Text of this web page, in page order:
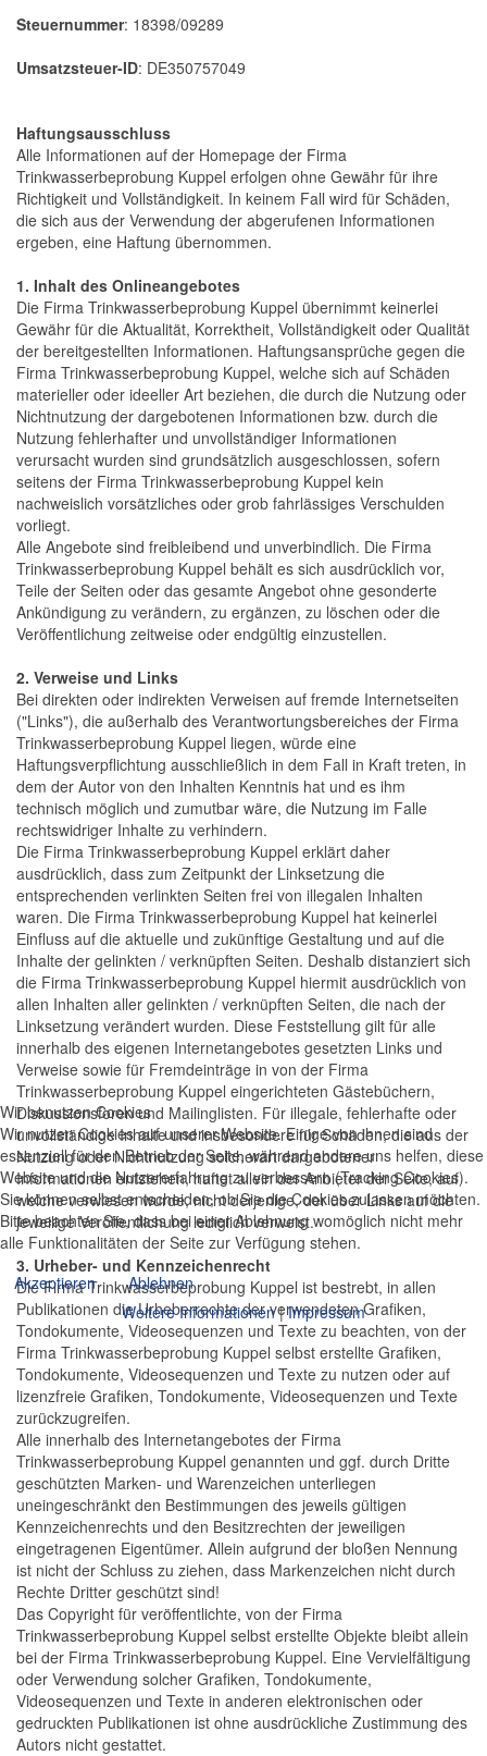
Steuernummer: 18398/09289
Umsatzsteuer-ID: DE350757049
Haftungsausschluss
Alle Informationen auf der Homepage der Firma
Trinkwasserbeprobung Kuppel erfolgen ohne Gewähr für ihre
Richtigkeit und Vollständigkeit. In keinem Fall wird für Schäden,
die sich aus der Verwendung der abgerufenen Informationen
ergeben, eine Haftung übernommen.
1. Inhalt des Onlineangebotes
Die Firma Trinkwasserbeprobung Kuppel übernimmt keinerlei
Gewähr für die Aktualität, Korrektheit, Vollständigkeit oder Qualität
der bereitgestellten Informationen. Haftungsansprüche gegen die
Firma Trinkwasserbeprobung Kuppel, welche sich auf Schäden
materieller oder ideeller Art beziehen, die durch die Nutzung oder
Nichtnutzung der dargebotenen Informationen bzw. durch die
Nutzung fehlerhafter und unvollständiger Informationen
verursacht wurden sind grundsätzlich ausgeschlossen, sofern
seitens der Firma Trinkwasserbeprobung Kuppel kein
nachweislich vorsätzliches oder grob fahrlässiges Verschulden
vorliegt.
Alle Angebote sind freibleibend und unverbindlich. Die Firma
Trinkwasserbeprobung Kuppel behält es sich ausdrücklich vor,
Teile der Seiten oder das gesamte Angebot ohne gesonderte
Ankündigung zu verändern, zu ergänzen, zu löschen oder die
Veröffentlichung zeitweise oder endgültig einzustellen.
2. Verweise und Links
Bei direkten oder indirekten Verweisen auf fremde Internetseiten
("Links"), die außerhalb des Verantwortungsbereiches der Firma
Trinkwasserbeprobung Kuppel liegen, würde eine
Haftungsverpflichtung ausschließlich in dem Fall in Kraft treten, in
dem der Autor von den Inhalten Kenntnis hat und es ihm
technisch möglich und zumutbar wäre, die Nutzung im Falle
rechtswidriger Inhalte zu verhindern.
Die Firma Trinkwasserbeprobung Kuppel erklärt daher
ausdrücklich, dass zum Zeitpunkt der Linksetzung die
entsprechenden verlinkten Seiten frei von illegalen Inhalten
waren. Die Firma Trinkwasserbeprobung Kuppel hat keinerlei
Einfluss auf die aktuelle und zukünftige Gestaltung und auf die
Inhalte der gelinkten / verknüpften Seiten. Deshalb distanziert sich
die Firma Trinkwasserbeprobung Kuppel hiermit ausdrücklich von
allen Inhalten aller gelinkten / verknüpften Seiten, die nach der
Linksetzung verändert wurden. Diese Feststellung gilt für alle
innerhalb des eigenen Internetangebotes gesetzten Links und
Verweise sowie für Fremdeinträge in von der Firma
Trinkwasserbeprobung Kuppel eingerichteten Gästebüchern,
Diskussionsforen und Mailinglisten. Für illegale, fehlerhafte oder
unvollständige Inhalte und insbesondere für Schäden, die aus der
Nutzung oder Nichtnutzung solcherart dargebotener
Informationen entstehen, haftet allein der Anbieter der Seite, auf
welche verwiesen wurde, nicht derjenige, der über Links auf die
jeweilige Veröffentlichung lediglich verweist.
3. Urheber- und Kennzeichenrecht
Die Firma Trinkwasserbeprobung Kuppel ist bestrebt, in allen
Publikationen die Urheberrechte der verwendeten Grafiken,
Tondokumente, Videosequenzen und Texte zu beachten, von der
Firma Trinkwasserbeprobung Kuppel selbst erstellte Grafiken,
Tondokumente, Videosequenzen und Texte zu nutzen oder auf
lizenzfreie Grafiken, Tondokumente, Videosequenzen und Texte
zurückzugreifen.
Alle innerhalb des Internetangebotes der Firma
Trinkwasserbeprobung Kuppel genannten und ggf. durch Dritte
geschützten Marken- und Warenzeichen unterliegen
uneingeschränkt den Bestimmungen des jeweils gültigen
Kennzeichenrechts und den Besitzrechten der jeweiligen
eingetragenen Eigentümer. Allein aufgrund der bloßen Nennung
ist nicht der Schluss zu ziehen, dass Markenzeichen nicht durch
Rechte Dritter geschützt sind!
Das Copyright für veröffentlichte, von der Firma
Trinkwasserbeprobung Kuppel selbst erstellte Objekte bleibt allein
bei der Firma Trinkwasserbeprobung Kuppel. Eine Vervielfältigung
oder Verwendung solcher Grafiken, Tondokumente,
Videosequenzen und Texte in anderen elektronischen oder
gedruckten Publikationen ist ohne ausdrückliche Zustimmung des
Autors nicht gestattet.
Wir benutzen Cookies
Wir nutzen Cookies auf unserer Website. Einige von ihnen sind
essenziell für den Betrieb der Seite, während andere uns helfen, diese
Website und die Nutzererfahrung zu verbessern (Tracking Cookies).
Sie können selbst entscheiden, ob Sie die Cookies zulassen möchten.
Bitte beachten Sie, dass bei einer Ablehnung womöglich nicht mehr
alle Funktionalitäten der Seite zur Verfügung stehen.
Akzeptieren
Ablehnen
Weitere Informationen|Impressum